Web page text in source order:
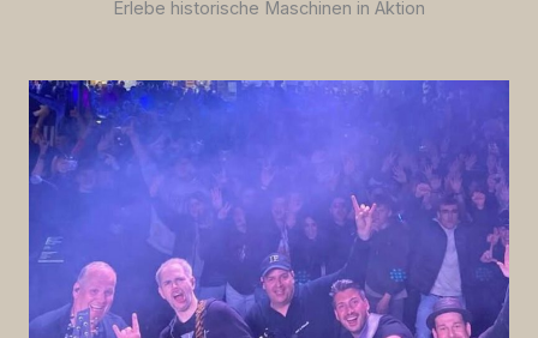
Erlebe historische Maschinen in Aktion